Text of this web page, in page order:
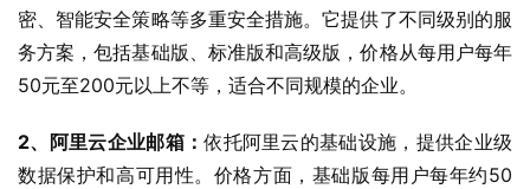
密、智能安全策略等多重安全措施。它提供了不同级别的服
务方案，包括基础版、标准版和高级版，价格从每用户每年
50元至200元以上不等，适合不同规模的企业。
2、阿里云企业邮箱：依托阿里云的基础设施，提供企业级
数据保护和高可用性。价格方面，基础版每用户每年约50